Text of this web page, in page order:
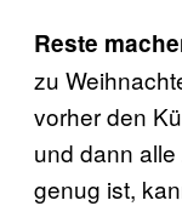
Reste
zu
vorher den
und dann
genug ist,